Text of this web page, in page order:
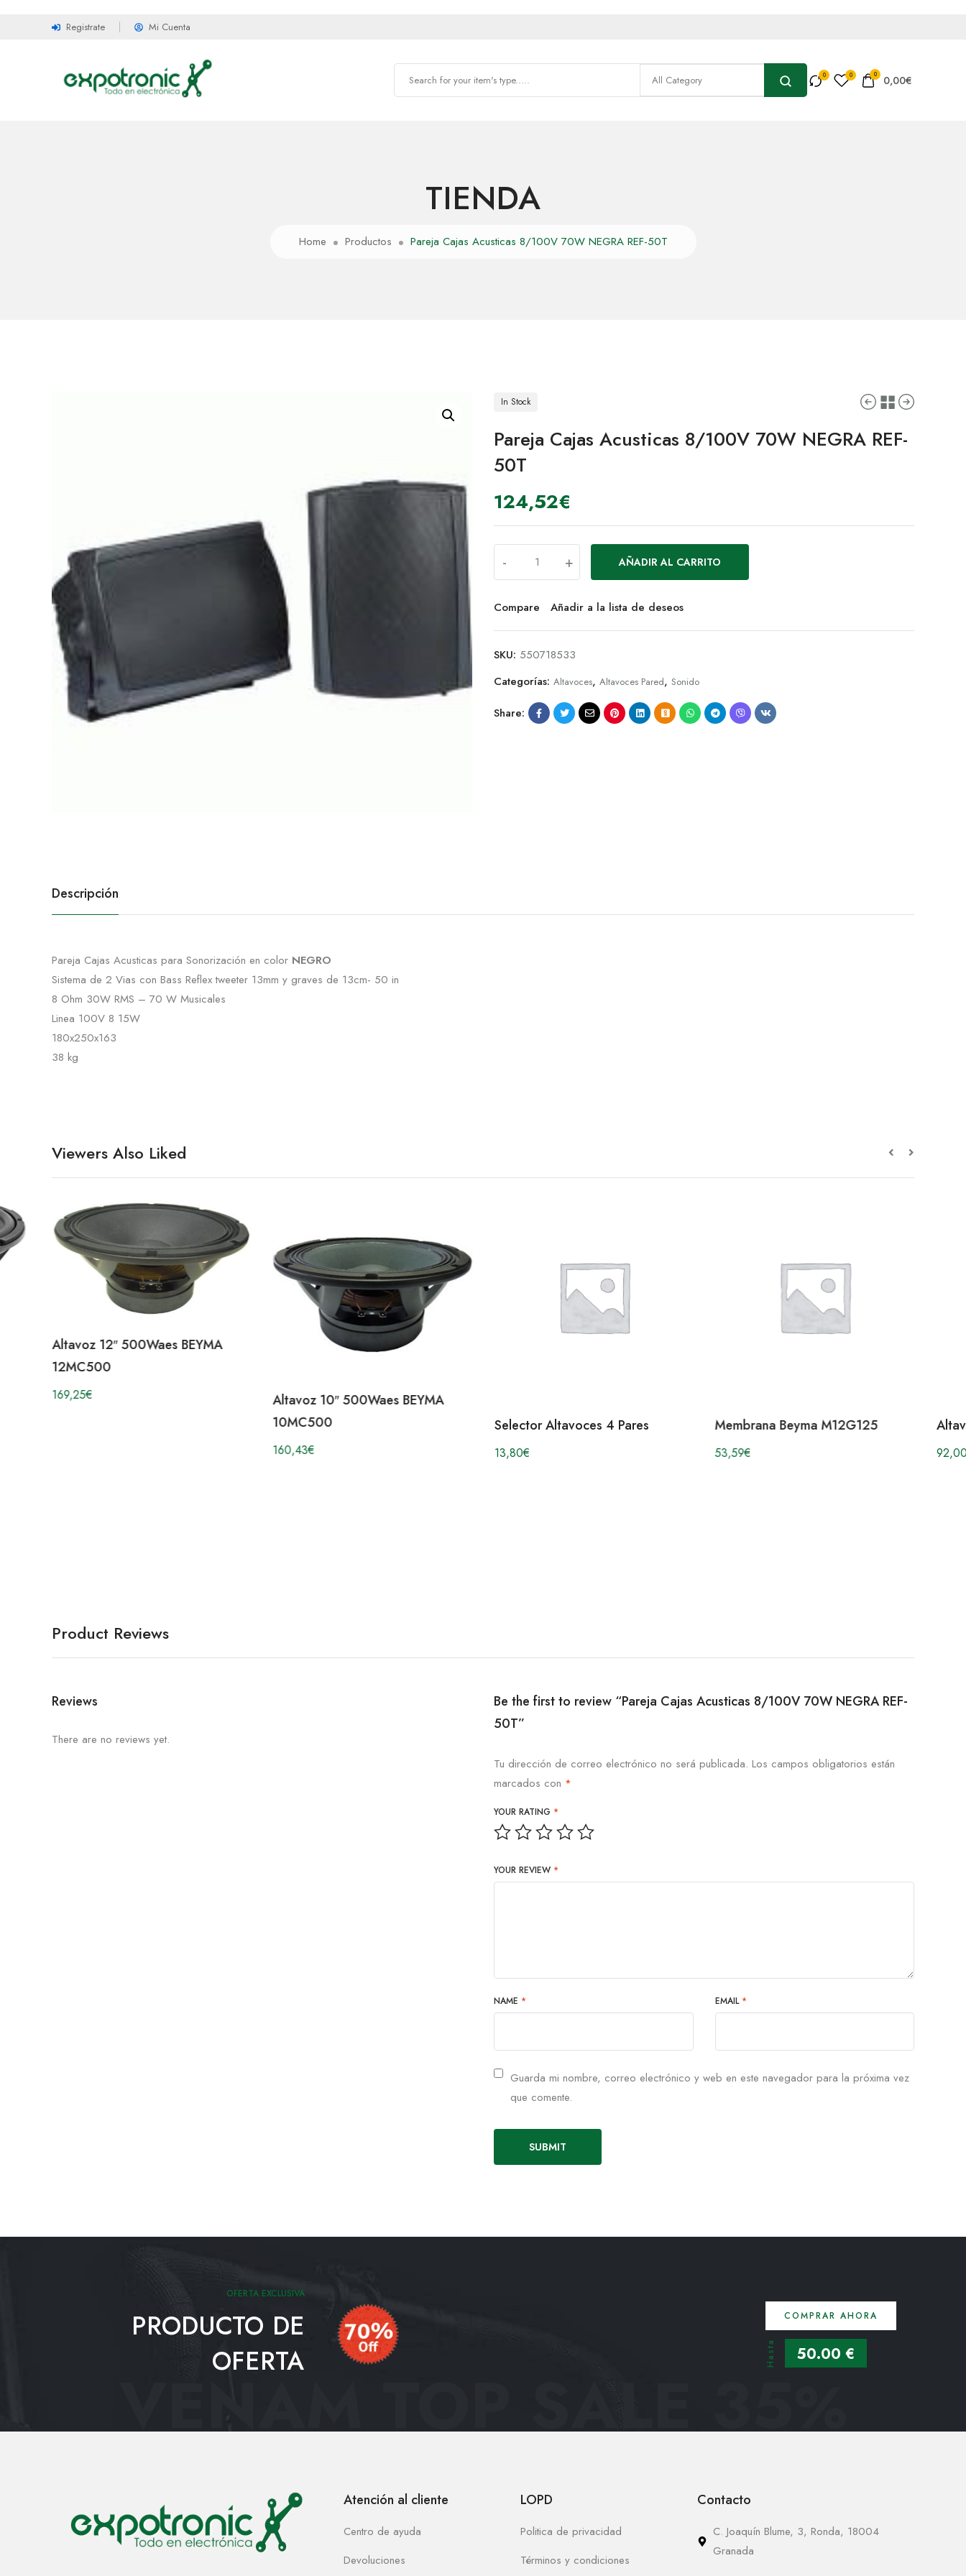
Registrate Mi Cuenta
0 0,00€
TIENDA
Home Productos Pareja Cajas Acusticas 8/100V 70W NEGRA REF-50T
In Stock
Pareja Cajas Acusticas 8/100V 70W NEGRA REF-
50T
124,52€
- + AÑADIR AL CARRITO
Compare Añadir a la lista de deseos
SKU: 550718533
Categorías: Altavoces, Altavoces Pared, Sonido
Share:
Descripción
Pareja Cajas Acusticas para Sonorización en color NEGRO
Sistema de 2 Vias con Bass Reflex tweeter 13mm y graves de 13cm- 50 in
8 Ohm 30W RMS – 70 W Musicales
Linea 100V 8 15W
180x250x163
38 kg
Viewers Also Liked
Altavoz 12″ 500Waes BEYMA
12MC500
169,25€
Altavoz 10″ 500Waes BEYMA
10MC500
160,43€
Selector Altavoces 4 Pares
13,80€
Membrana Beyma M12G125
53,59€ 92,00
Product Reviews
Reviews
There are no reviews yet.
Be the first to review “Pareja Cajas Acusticas 8/100V 70W NEGRA REF-
50T”
Tu dirección de correo electrónico no será publicada. Los campos obligatorios están
marcados con *
YOUR RATING *
YOUR REVIEW *
NAME * EMAIL *
Guarda mi nombre, correo electrónico y web en este navegador para la próxima vez
que comente.
OFERTA EXCLUSIVA
PRODUCTO DE
OFERTA
COMPRAR AHORA
Hasta 50.00 €
VENAM TOP SALE 35%
Atención al cliente
Centro de ayuda
Devoluciones
LOPD
Politica de privacidad
Términos y condiciones
Contacto
C. Joaquín Blume, 3, Ronda, 18004
Granada